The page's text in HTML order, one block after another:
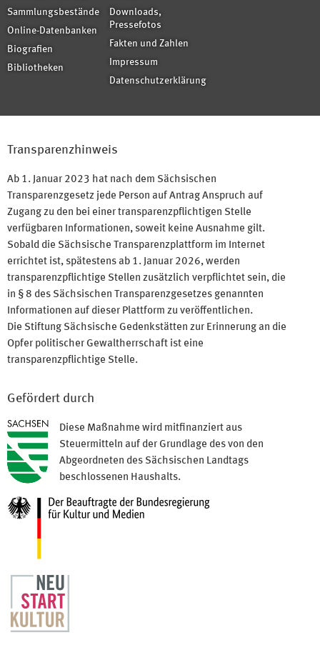
Sammlungsbestände
Online-Datenbanken
Biografien
Bibliotheken
Downloads,
Pressefotos
Fakten und Zahlen
Impressum
Datenschutzerklärung
Transparenzhinweis
Ab 1. Januar 2023 hat nach dem Sächsischen
Transparenzgesetz jede Person auf Antrag Anspruch auf
Zugang zu den bei einer transparenzpflichtigen Stelle
verfügbaren Informationen, soweit keine Ausnahme gilt.
Sobald die Sächsische Transparenzplattform im Internet
errichtet ist, spätestens ab 1. Januar 2026, werden
transparenzpflichtige Stellen zusätzlich verpflichtet sein, die
in § 8 des Sächsischen Transparenzgesetzes genannten
Informationen auf dieser Plattform zu veröffentlichen.
Die Stiftung Sächsische Gedenkstätten zur Erinnerung an die
Opfer politischer Gewaltherrschaft ist eine
transparenzpflichtige Stelle.
Gefördert durch
Diese Maßnahme wird mitfinanziert aus
Steuermitteln auf der Grundlage des von den
Abgeordneten des Sächsischen Landtags
beschlossenen Haushalts.